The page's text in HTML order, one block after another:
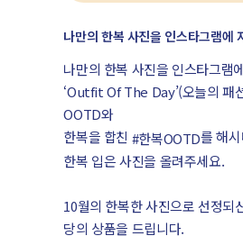
나만의 한복 사진을 인스타그램에
나만의 한복 사진을 인스타그램
‘Outfit Of The Day’(오늘의 패
OOTD와
한복을 합친 #한복OOTD를 해
한복 입은 사진을 올려주세요.
10월의 한복한 사진으로 선정되
당의 상품을 드립니다.